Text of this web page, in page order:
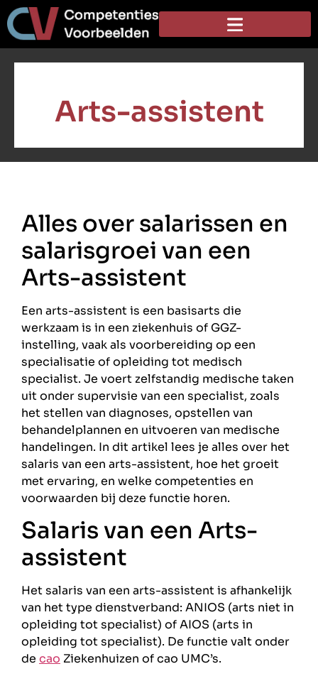
Arts-assistent
Alles over salarissen en
salarisgroei van een
Arts-assistent
Een arts-assistent is een basisarts die
werkzaam is in een ziekenhuis of GGZ-
instelling, vaak als voorbereiding op een
specialisatie of opleiding tot medisch
specialist. Je voert zelfstandig medische taken
uit onder supervisie van een specialist, zoals
het stellen van diagnoses, opstellen van
behandelplannen en uitvoeren van medische
handelingen. In dit artikel lees je alles over het
salaris van een arts-assistent, hoe het groeit
met ervaring, en welke competenties en
voorwaarden bij deze functie horen.
Salaris van een Arts-
assistent
Het salaris van een arts-assistent is afhankelijk
van het type dienstverband: ANIOS (arts niet in
opleiding tot specialist) of AIOS (arts in
opleiding tot specialist). De functie valt onder
de cao Ziekenhuizen of cao UMC’s.